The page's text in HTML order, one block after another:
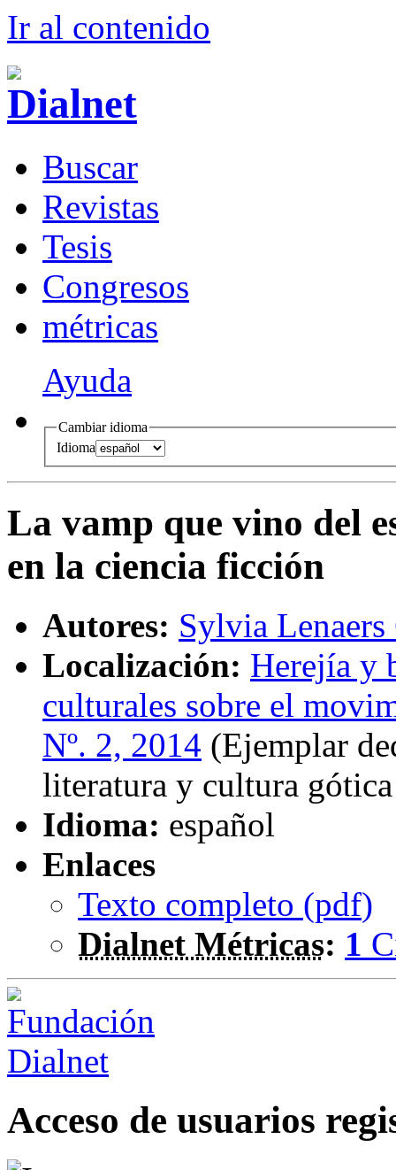
Ir al contenido
Buscar
Revistas
Tesis
Congresos
métricas
Ayuda
Cambiar idioma
Idioma
La vamp que vino del
en la ciencia ficción
Autores: Sylvia Lenaers
Localización: Herejía y
culturales sobre el
Nº. 2, 2014 (Ejemplar
literatura y cultura
Idioma: español
Enlaces
Texto completo (pdf)
Dialnet Métricas: 1
Acceso de usuarios